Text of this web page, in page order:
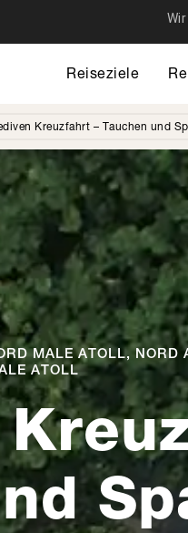
Reiseziele
Kreuzfahrt – Tauchen und
MALE ATOLL, NORD
ATOLL